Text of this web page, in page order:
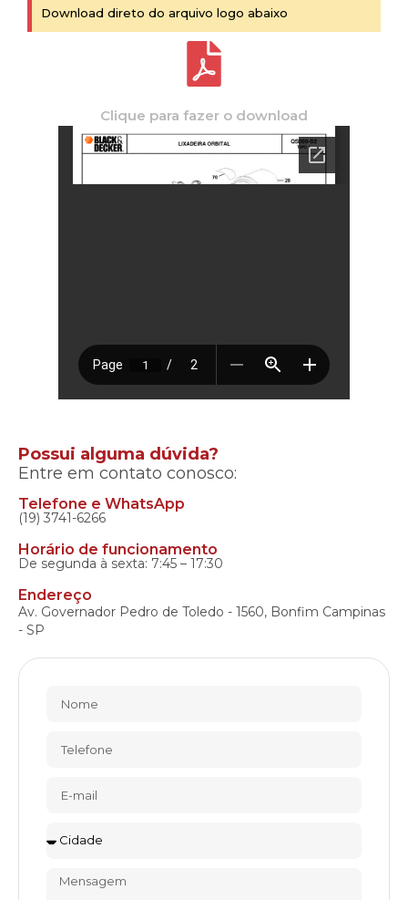
Download direto do arquivo logo abaixo
Clique para fazer o download
Possui alguma dúvida?
Entre em contato conosco:
Telefone e WhatsApp
(19) 3741-6266
Horário de funcionamento
De segunda à sexta: 7:45 – 17:30
Endereço
Av. Governador Pedro de Toledo - 1560, Bonfim Campinas
- SP